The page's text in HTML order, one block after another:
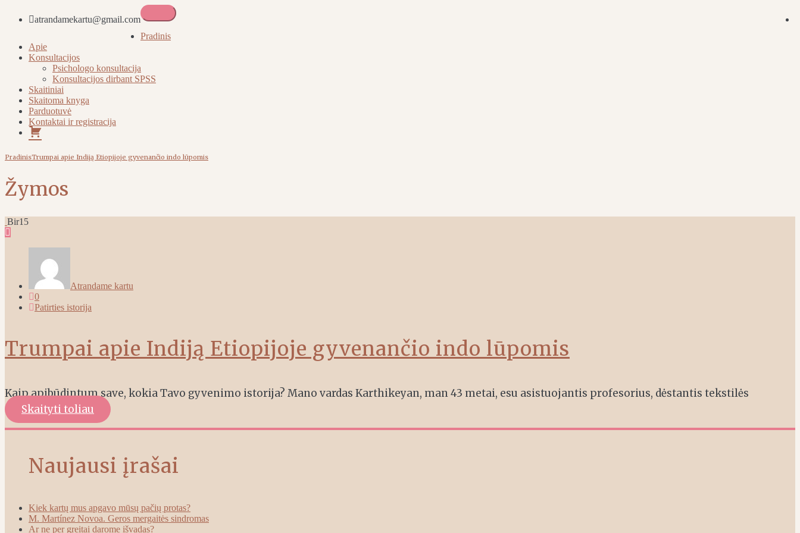
atrandamekartu@gmail.com
Atrandame kartu
Pradinis
Apie
Konsultacijos
Psichologo konsultacija
Konsultacijos dirbant SPSS
Skaitiniai
Skaitoma knyga
Parduotuvė
Kontaktai ir registracija
Pirkinių
krepšelis
PradinisTrumpai apie Indiją Etiopijoje gyvenančio indo lūpomis
Žymos
Bir15
Atrandame kartu
0
Patirties istorija
Trumpai apie Indiją Etiopijoje gyvenančio indo lūpomis
Kaip apibūdintum save, kokia Tavo gyvenimo istorija? Mano vardas Karthikeyan, man 43 metai, esu asistuojantis profesorius, dėstantis tekstilės
Skaityti toliau
Naujausi įrašai
Kiek kartų mus apgavo mūsų pačių protas?
M. Martínez Novoa. Geros mergaitės sindromas
Ar ne per greitai darome išvadas?